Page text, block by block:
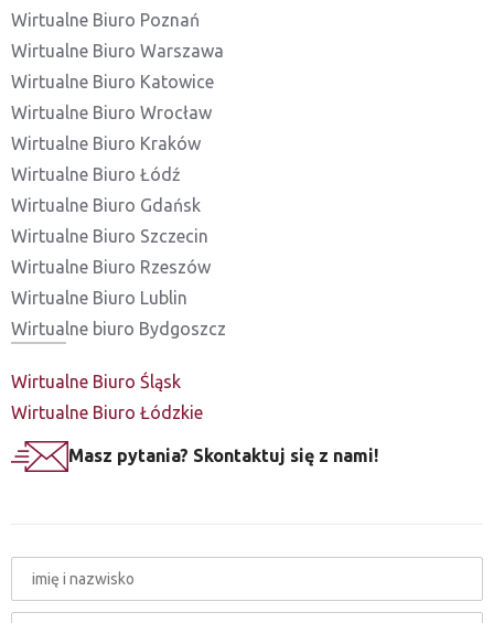
Wirtualne Biuro Poznań
Wirtualne Biuro Warszawa
Wirtualne Biuro Katowice
Wirtualne Biuro Wrocław
Wirtualne Biuro Kraków
Wirtualne Biuro Łódź
Wirtualne Biuro Gdańsk
Wirtualne Biuro Szczecin
Wirtualne Biuro Rzeszów
Wirtualne Biuro Lublin
Wirtualne biuro Bydgoszcz
Wirtualne Biuro Śląsk
Wirtualne Biuro Łódzkie
Masz pytania? Skontaktuj się z nami!